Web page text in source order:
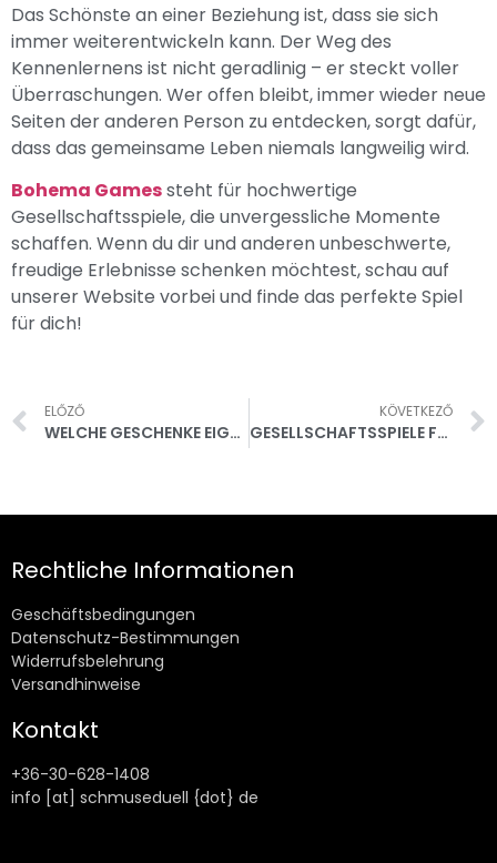
Das Schönste an einer Beziehung ist, dass sie sich
immer weiterentwickeln kann. Der Weg des
Kennenlernens ist nicht geradlinig – er steckt voller
Überraschungen. Wer offen bleibt, immer wieder neue
Seiten der anderen Person zu entdecken, sorgt dafür,
dass das gemeinsame Leben niemals langweilig wird.
Bohema Gamessteht für hochwertige
Gesellschaftsspiele, die unvergessliche Momente
schaffen. Wenn du dir und anderen unbeschwerte,
freudige Erlebnisse schenken möchtest, schau auf
unserer Website vorbei und finde das perfekte Spiel
für dich!
ELŐZŐ
WELCHE GESCHENKE EIGNEN SICH FÜR EINEN HOCHZEITSTAG?
KÖVETKEZŐ
GESELLSCHAFTSSPIELE FÜR ERWACHSENE: WENN DAS LACHEN NICHT MEHR SO UNSCHULDIG IST
Rechtliche Informationen
Geschäftsbedingungen
Datenschutz-Bestimmungen
Widerrufsbelehrung
Versandhinweise
Kontakt
+36-30-628-1408
info [at] schmuseduell {dot} de